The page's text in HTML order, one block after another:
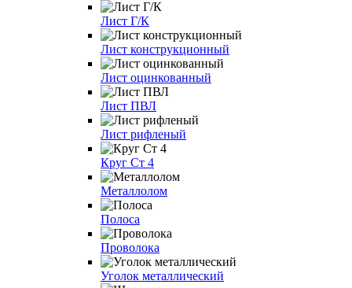
Лист Г/К
Лист конструкционный
Лист оцинкованный
Лист ПВЛ
Лист рифленый
Круг Ст 4
Металлолом
Полоса
Проволока
Уголок металлический